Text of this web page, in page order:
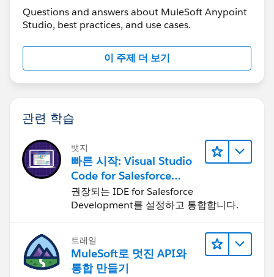
Questions and answers about MuleSoft Anypoint
Studio, best practices, and use cases.
이 주제 더 보기
관련 학습
뱃지
빠른 시작: Visual Studio
Code for Salesforce
Development
권장되는 IDE for Salesforce
Development를 설정하고 통합합니다.
트레일
MuleSoft로 멋진 API와
통합 만들기